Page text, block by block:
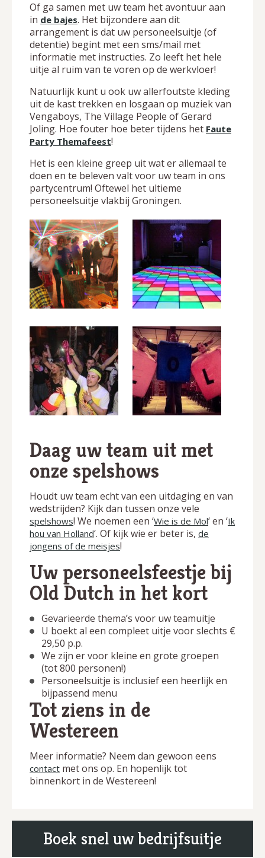
Of ga samen met uw team het avontuur aan
in de bajes. Het bijzondere aan dit
arrangement is dat uw personeelsuitje (of
detentie) begint met een sms/mail met
informatie met instructies. Zo leeft het hele
uitje al ruim van te voren op de werkvloer!
Natuurlijk kunt u ook uw allerfoutste kleding
uit de kast trekken en losgaan op muziek van
Vengaboys, The Village People of Gerard
Joling. Hoe fouter hoe beter tijdens het Faute
Party Themafeest!
Het is een kleine greep uit wat er allemaal te
doen en te beleven valt voor uw team in ons
partycentrum! Oftewel het ultieme
personeelsuitje vlakbij Groningen.
Daag uw team uit met
onze spelshows
Houdt uw team echt van een uitdaging en van
wedstrijden? Kijk dan tussen onze vele
spelshows! We noemen een ‘Wie is de Mol‘ en ‘Ik
hou van Holland‘. Of kijk wie er beter is, de
jongens of de meisjes!
Uw personeelsfeestje bij
Old Dutch in het kort
Gevarieerde thema’s voor uw teamuitje
U boekt al een compleet uitje voor slechts €
29,50 p.p.
We zijn er voor kleine en grote groepen
(tot 800 personen!)
Personeelsuitje is inclusief een heerlijk en
bijpassend menu
Tot ziens in de
Westereen
Meer informatie? Neem dan gewoon eens
contact met ons op. En hopenlijk tot
binnenkort in de Westereen!
Boek snel uw bedrijfsuitje